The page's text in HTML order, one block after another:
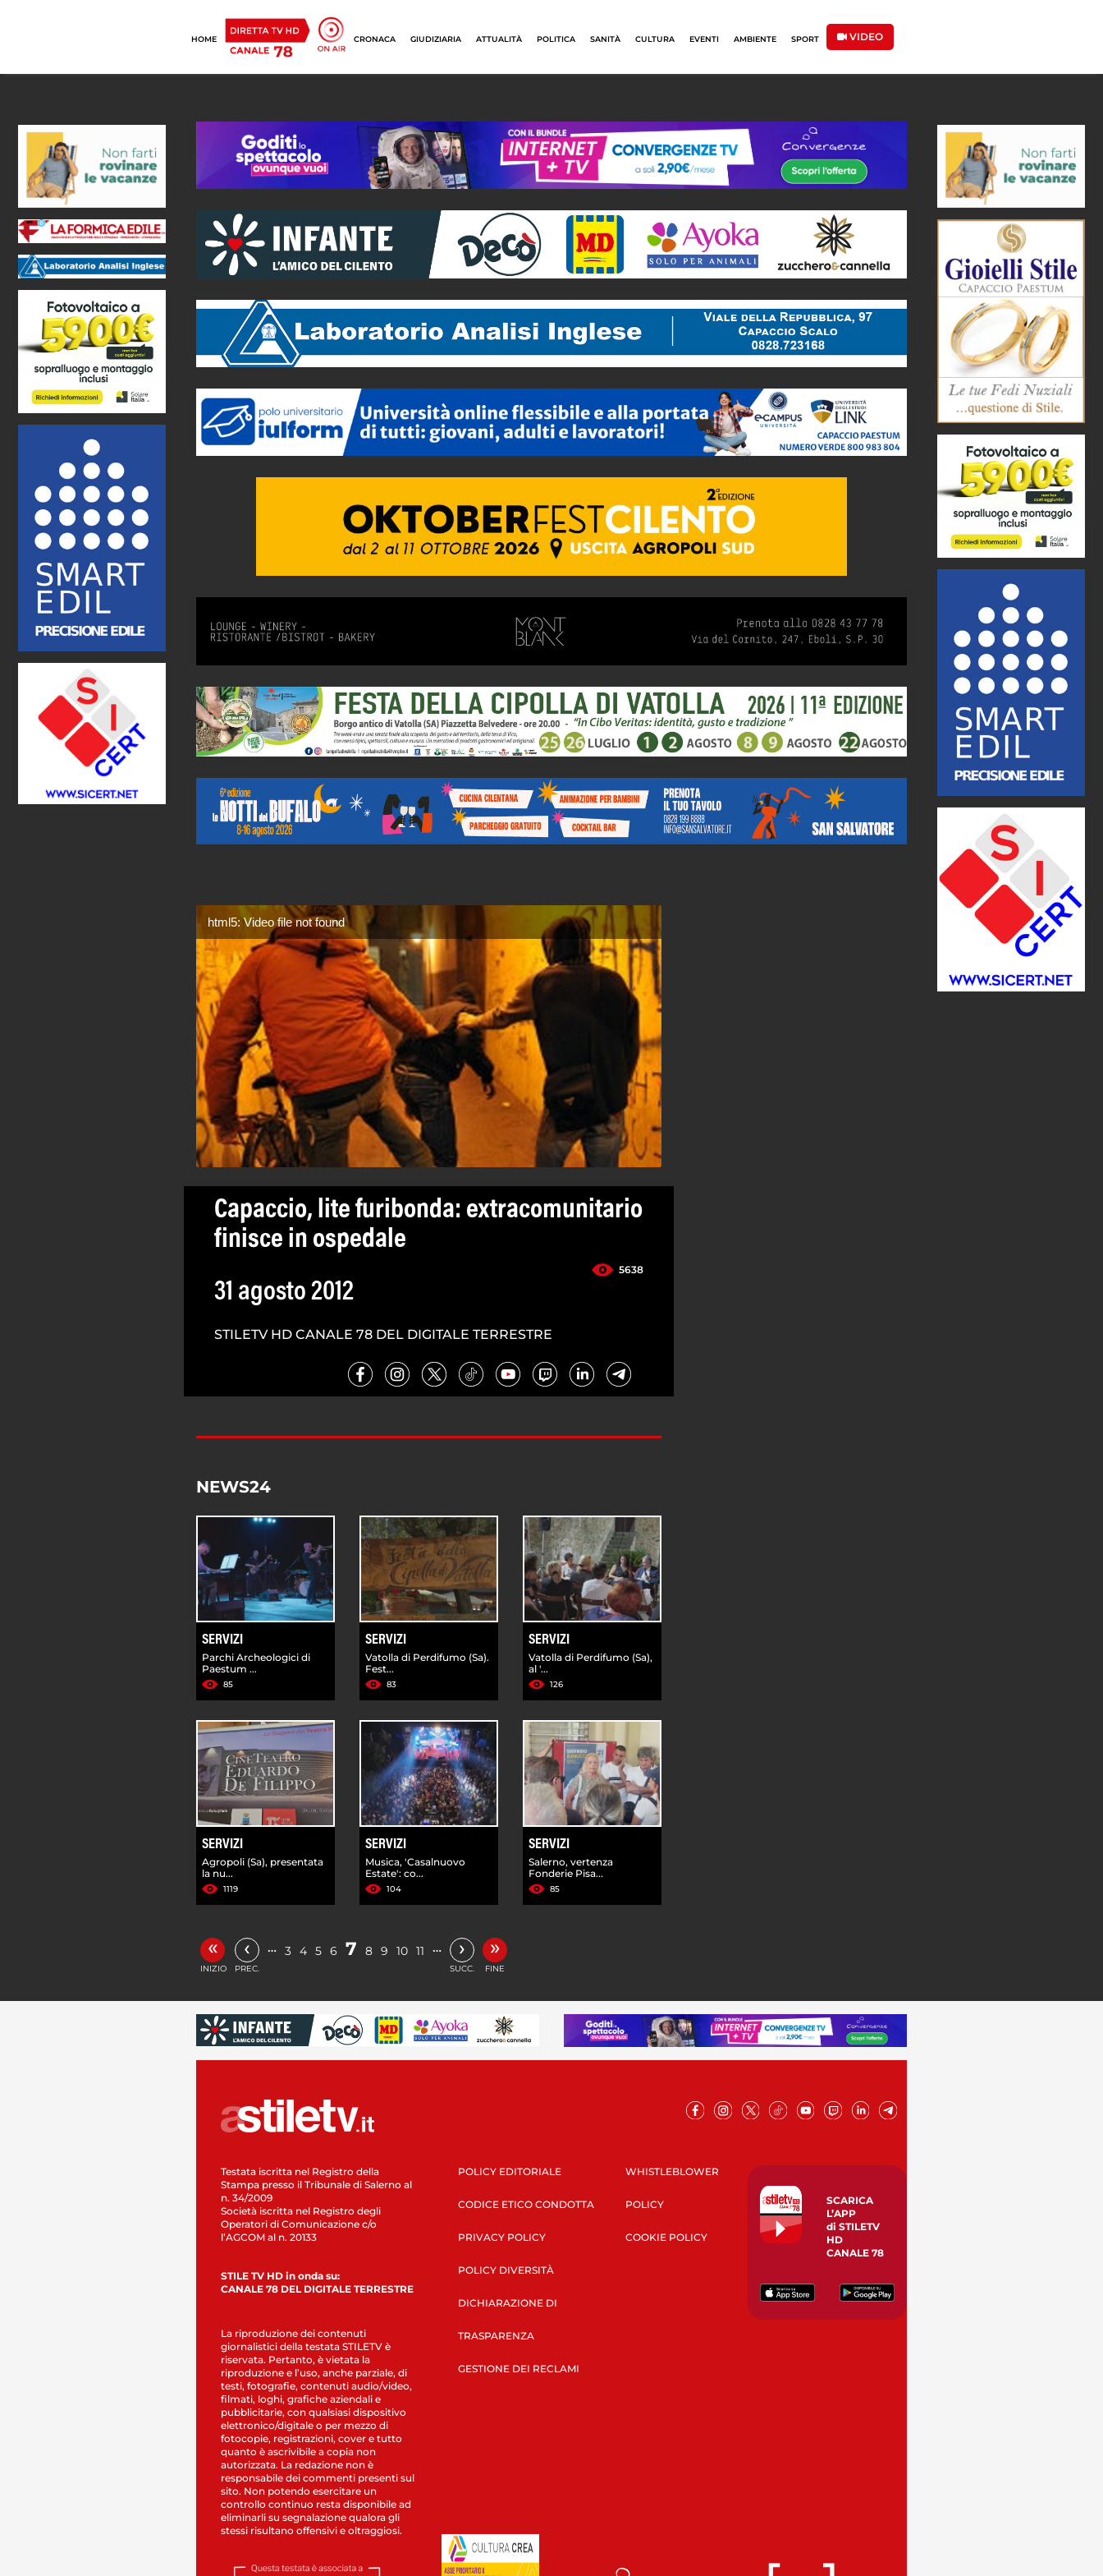
HOME CRONACA GIUDIZIARIA ATTUALITÀ POLITICA SANITÀ CULTURA EVENTI AMBIENTE SPORT VIDEO
html5: Video file not found
Capaccio, lite furibonda: extracomunitario
finisce in ospedale
5638
31 agosto 2012
STILETV HD CANALE 78 DEL DIGITALE TERRESTRE
NEWS24
SERVIZI
Parchi Archeologici di
Paestum ...
85
SERVIZI
Vatolla di Perdifumo (Sa).
Fest...
83
SERVIZI
Vatolla di Perdifumo (Sa),
al '...
126
SERVIZI
Agropoli (Sa), presentata
la nu...
1119
SERVIZI
Musica, 'Casalnuovo
Estate': co...
104
SERVIZI
Salerno, vertenza
Fonderie Pisa...
85
«
INIZIO
‹
PREC.
… 3 4 5 6 7 8 9 10 11 … ›
SUCC.
»
FINE
Testata iscritta nel Registro della
Stampa presso il Tribunale di Salerno al
n. 34/2009
Società iscritta nel Registro degli
Operatori di Comunicazione c/o
l’AGCOM al n. 20133
STILE TV HD in onda su:
CANALE 78 DEL DIGITALE TERRESTRE
La riproduzione dei contenuti
giornalistici della testata STILETV è
riservata. Pertanto, è vietata la
riproduzione e l’uso, anche parziale, di
testi, fotografie, contenuti audio/video,
filmati, loghi, grafiche aziendali e
pubblicitarie, con qualsiasi dispositivo
elettronico/digitale o per mezzo di
fotocopie, registrazioni, cover e tutto
quanto è ascrivibile a copia non
autorizzata. La redazione non è
responsabile dei commenti presenti sul
sito. Non potendo esercitare un
controllo continuo resta disponibile ad
eliminarli su segnalazione qualora gli
stessi risultano offensivi e oltraggiosi.
POLICY EDITORIALE
CODICE ETICO CONDOTTA
PRIVACY POLICY
POLICY DIVERSITÀ
DICHIARAZIONE DI
TRASPARENZA
GESTIONE DEI RECLAMI
WHISTLEBLOWER
POLICY
COOKIE POLICY
SCARICA
L’APP
di STILETV
HD
CANALE 78